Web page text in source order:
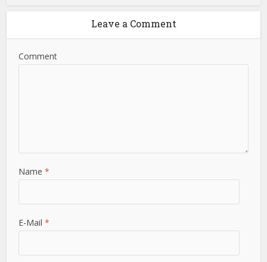
Leave a Comment
Comment
Name*
E-Mail*